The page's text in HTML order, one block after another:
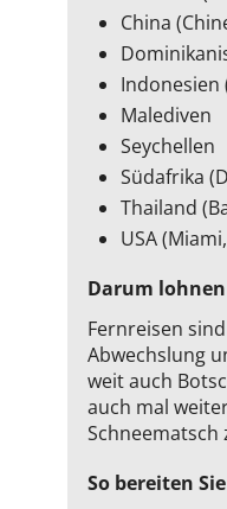
China
Indonesien
Malediven
Seychellen
Südafrika
Thailand
USA
Darum
Fernreisen
Abwechslung
weit auch
auch mal
Schneematsch
So bereiten